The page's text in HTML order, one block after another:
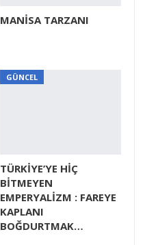
MANİSA TARZANI
GÜNCEL
TÜRKİYE’YE HİÇ
BİTMEYEN
EMPERYALİZM : FAREYE
KAPLANI
BOĞDURTMAK…